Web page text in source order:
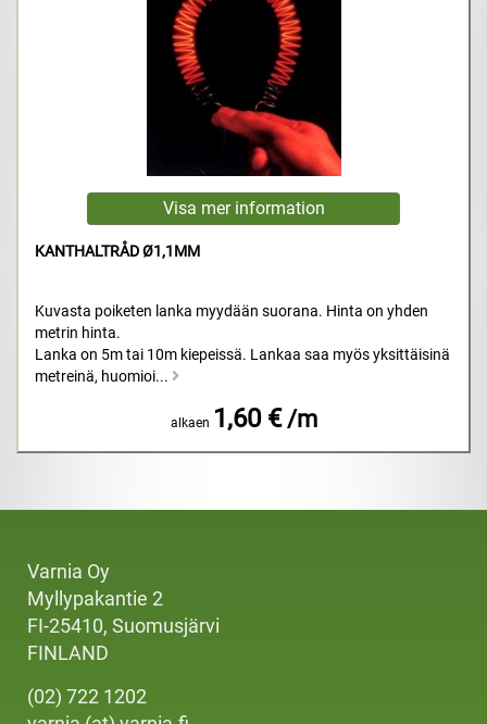
KANTHALTRÅD Ø1,1MM
Kuvasta poiketen lanka myydään suorana. Hinta on yhden
metrin hinta.
Lanka on 5m tai 10m kiepeissä. Lankaa saa myös yksittäisinä
metreinä, huomioi...
alkaen 1,60 € /m
Varnia Oy
Myllypakantie 2
FI-25410, Suomusjärvi
FINLAND
(02) 722 1202